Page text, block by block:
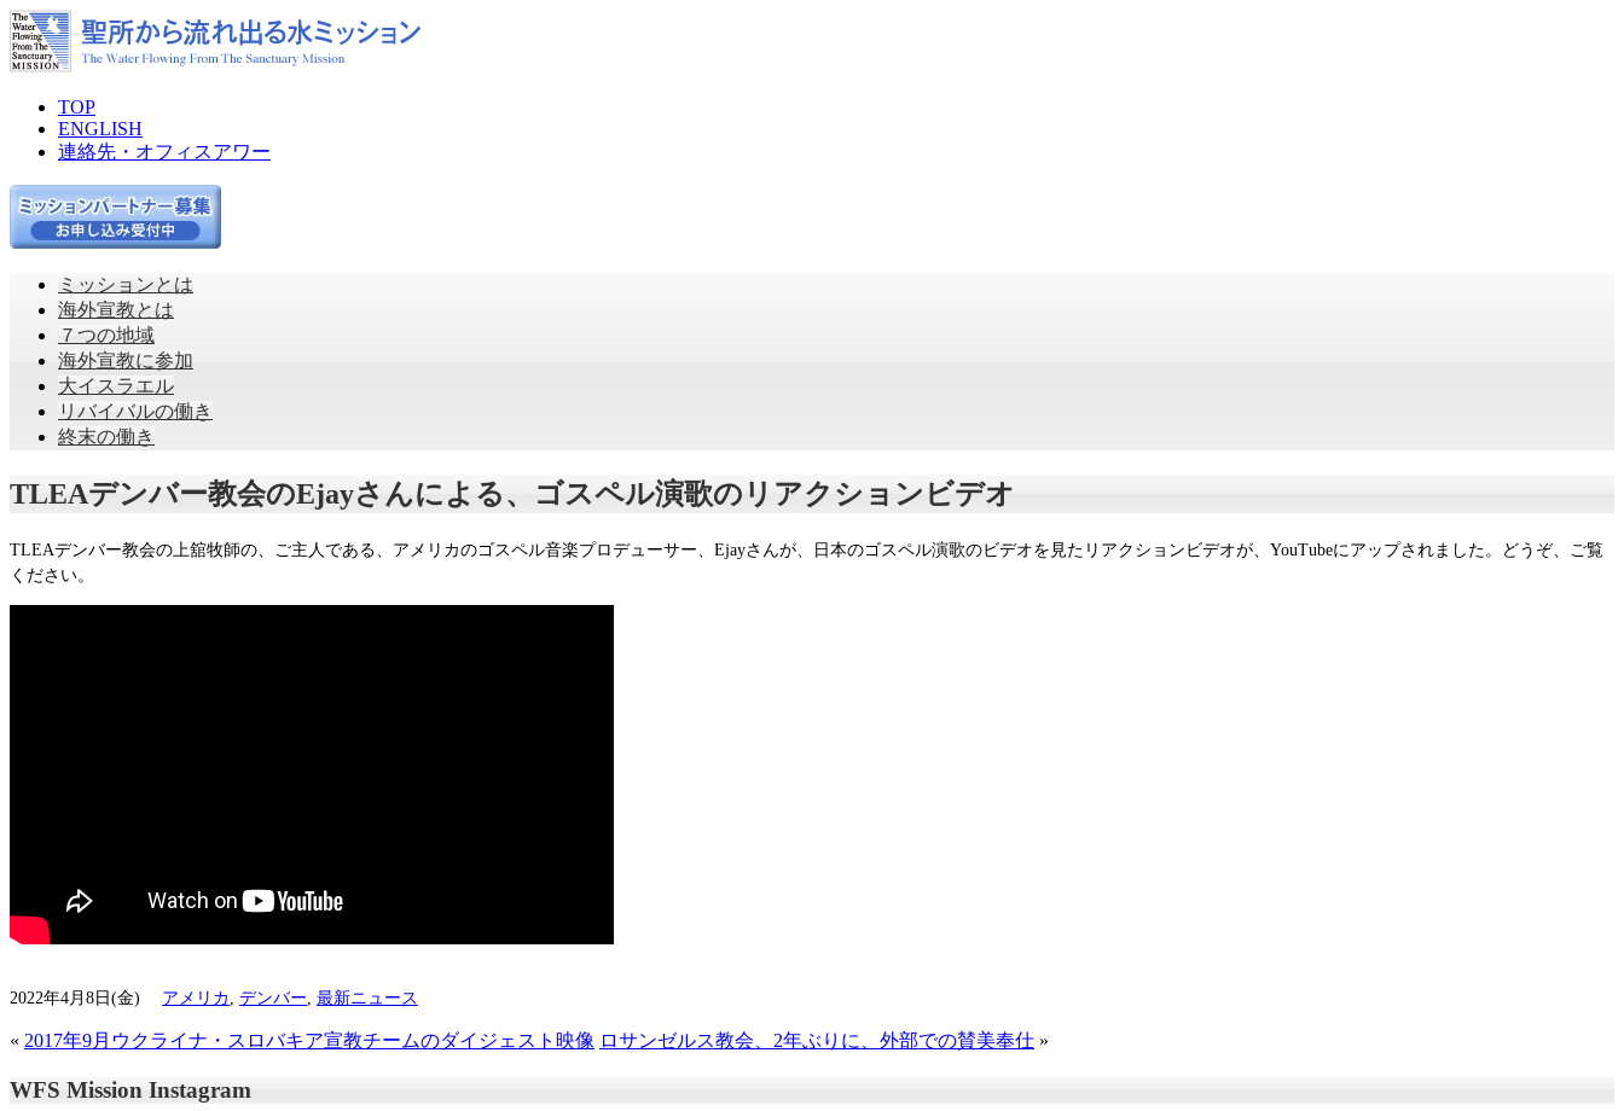
TOP
ENGLISH
連絡先・オフィスアワー
ミッションとは
海外宣教とは
７つの地域
海外宣教に参加
大イスラエル
リバイバルの働き
終末の働き
TLEAデンバー教会のEjayさんによる、ゴスペル演歌のリアクションビデオ
TLEAデンバー教会の上舘牧師の、ご主人である、アメリカのゴスペル音楽プロデューサー、Ejayさんが、日本のゴスペル演歌のビデオを見たリアクションビデオが、YouTubeにアップされました。どうぞ、ご覧
ください。
2022年4月8日(金) アメリカ デンバー 最新ニュース
« 2017年9月ウクライナ・スロバキア宣教チームのダイジェスト映像 ロサンゼルス教会、2年ぶりに、外部での賛美奉仕 »
WFS Mission Instagram